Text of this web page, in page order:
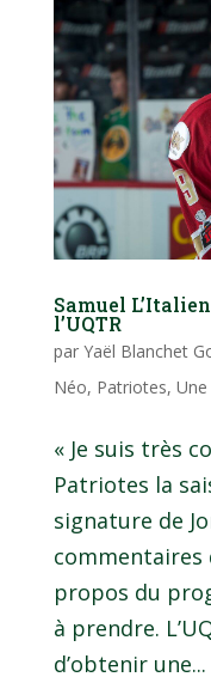
Samuel
l’UQTR
par Yaël Blanchet
Néo, Patriotes, Une
« Je suis très
Patriotes la
signature de
commentaires
propos du
à prendre.
d’obtenir une...